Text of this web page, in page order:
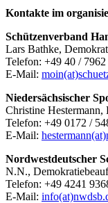
Kontakte im
Schützenverband
Lars Bathke,
Telefon: +49 40 /
E-Mail:
Niedersächsischer
Christine Hestermann,
Telefon: +49 0172 /
E-Mail:
Nordwestdeutscher
N.N.,
Telefon: +49 4241
E-Mail: